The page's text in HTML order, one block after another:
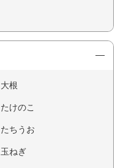
大根
たけのこ
たちうお
玉ねぎ